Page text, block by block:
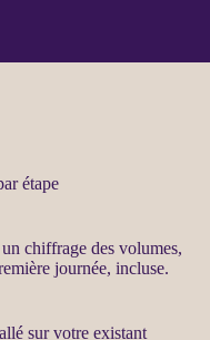
étape
chiffrage des volumes,
journée, incluse.
sur votre existant